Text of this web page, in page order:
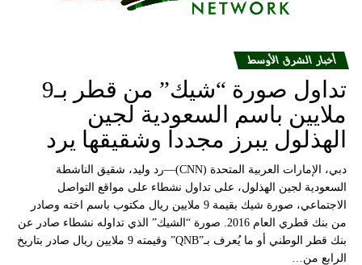
أخبار الشرق الأوسط
تداول صورة “شيك” من قطر بـ9
ملايين باسم السعودية لجين
الهذلول يبرز مجددا وشقيقها يرد
دبي، الإمارات العربية المتحدة (CNN)—رد وليد، شقيق الناشطة
السعودية لجين الهذلول، على تداول نشطاء على مواقع التواصل
الاجتماعي، صورة شيك بقيمة 9 ملايين ريال مكتوب باسم اخته وصادر
من بنك قطري العام 2016. صورة “الشيك” الذي تداوله نشطاء صادر عن
بنك قطر الوطني أو ما يُعرف بـ”QNB” وقيمته 9 ملايين ريال صادر بتاريخ
الرابع من…